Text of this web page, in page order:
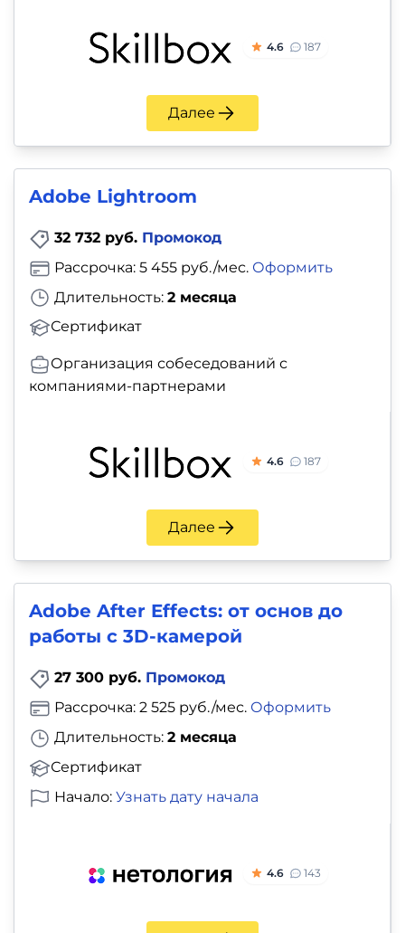
4.6 187
Далее
Adobe Lightroom
32 732 руб. Промокод
Длительность: 2 месяца
Сертификат
Рассрочка: 5 455 руб./мес. Оформить
Организация собеседований с
компаниями-партнерами
4.6 187
Далее
Adobe After Effects: от основ до
работы с 3D-камерой
27 300 руб. Промокод
Длительность: 2 месяца
Сертификат
Рассрочка: 2 525 руб./мес. Оформить
Начало: Узнать дату начала
4.6 143